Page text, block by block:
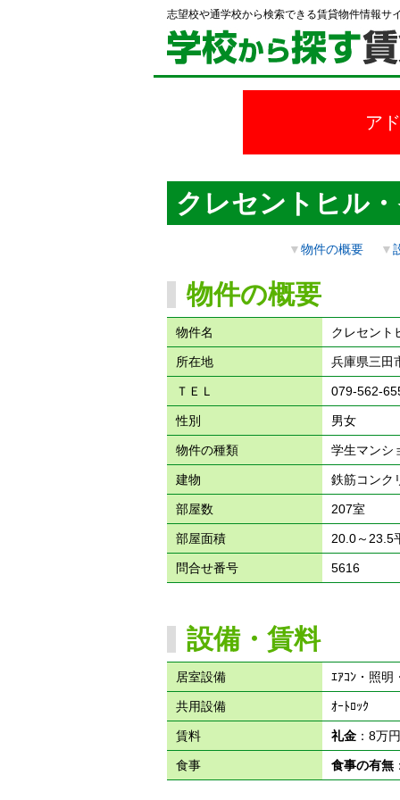
志望校や通学校から検索できる賃貸物件情報サ
ア
クレセントヒル
▼物件の概要 ▼
物件の概要
物件名 クレセント
所在地 兵庫県三田
ＴＥＬ 079-562-
性別 男女
物件の種類 学生マンシ
建物 鉄筋コン
部屋数 207室
部屋面積 20.0～23.5
問合せ番号 5616
設備・賃料
居室設備 ｴｱｺﾝ・照明
共用設備 ｵｰﾄﾛｯｸ
賃料 礼金：8万
食事 食事の有無